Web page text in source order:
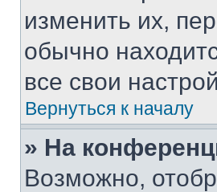
изменить их,
обычно
все свои
Вернуться к началу
» На
Возможно,